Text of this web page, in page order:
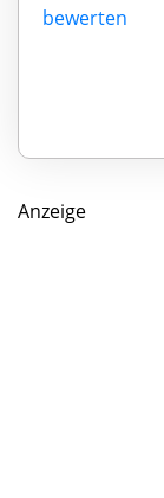
bewerten
Anzeige